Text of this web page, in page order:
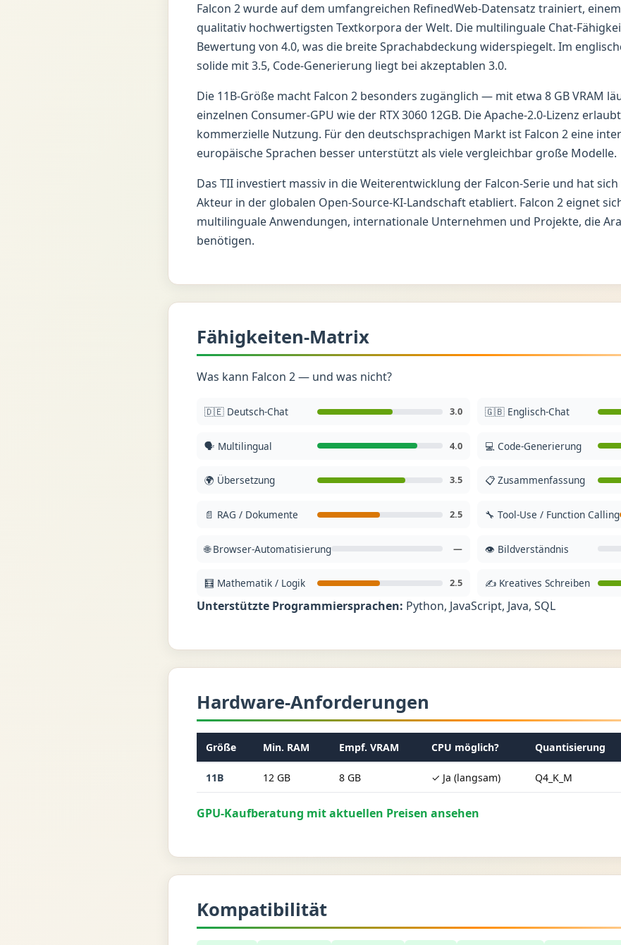
Falcon 2 wurde auf dem umfangreichen RefinedWeb-Datensatz trainiert,
qualitativ hochwertigsten Textkorpora der Welt. Die multilinguale Chat-
Bewertung von 4.0, was die breite Sprachabdeckung widerspiegelt. Im
solide mit 3.5, Code-Generierung liegt bei akzeptablen 3.0.
Die 11B-Größe macht Falcon 2 besonders zugänglich — mit etwa 8 GB VRAM
einzelnen Consumer-GPU wie der RTX 3060 12GB. Die Apache-2.0-Lizenz
kommerzielle Nutzung. Für den deutschsprachigen Markt ist Falcon 2 eine
europäische Sprachen besser unterstützt als viele vergleichbar große Modelle.
Das TII investiert massiv in die Weiterentwicklung der Falcon-Serie und hat
Akteur in der globalen Open-Source-KI-Landschaft etabliert. Falcon 2 eignet
multilinguale Anwendungen, internationale Unternehmen und Projekte, die
benötigen.
Fähigkeiten-Matrix
Was kann Falcon 2 — und was nicht?
🇩🇪 Deutsch-Chat 3.0 🇬🇧 Englisch-Chat
🗣️ Multilingual 4.0 💻 Code-Generierung
🌍 Übersetzung 3.5 📋 Zusammenfassung
📄 RAG / Dokumente 2.5 🔧 Tool-Use / Function Calling
🌐 Browser-Automatisierung — 👁️ Bildverständnis
🧮 Mathematik / Logik 2.5 ✍️ Kreatives Schreiben
Unterstützte Programmiersprachen: Python, JavaScript, Java, SQL
Hardware-Anforderungen
Größe Min. RAM Empf. VRAM CPU möglich? Quantisierung
11B 12 GB 8 GB ✓ Ja (langsam) Q4_K_M
GPU-Kaufberatung mit aktuellen Preisen ansehen
Kompatibilität